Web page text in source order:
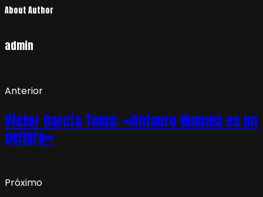
About Author
admin
Anterior
Víctor García Toma: «Antauro Humala es un
peligro»
Próximo